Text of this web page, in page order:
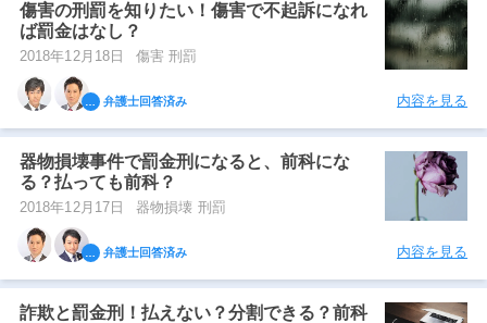
傷害の刑罰を知りたい！傷害で不起訴になれ
ば罰金はなし？
2018年12月18日 傷害 刑罰
弁護士回答済み 内容を見る
器物損壊事件で罰金刑になると、前科にな
る？払っても前科？
2018年12月17日 器物損壊 刑罰
弁護士回答済み 内容を見る
詐欺と罰金刑！払えない？分割できる？前科